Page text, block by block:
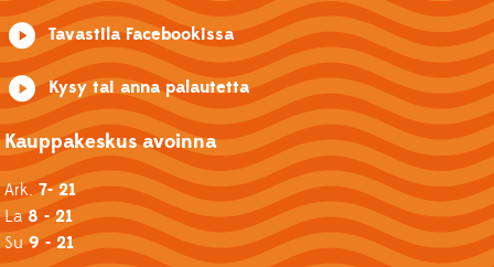
Tavastila Facebookissa
Kysy tai anna palautetta
Kauppakeskus avoinna
Ark.7- 21
La8 - 21
Su9 - 21